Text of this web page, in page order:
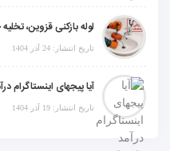
تاریخ انتشار: 24 آذر 1404
تاریخ انتشار: 19 آذر 1404